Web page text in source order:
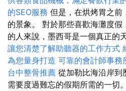
的SEO服務 但是，在烘烤胃之前
的景象。 對於那些喜歡海灘度
的人來說，墨西哥是一個真正的
讓您清楚了解助聽器的工作方式
為您量身打造 可靠的會計師事務
台中整骨推薦 從加勒比海沿岸到
需要度過難忘的假期所需的一切。